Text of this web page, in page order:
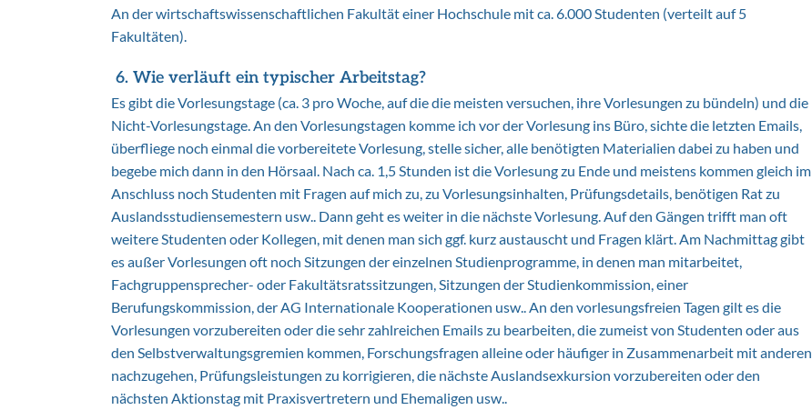
An der wirtschaftswissenschaftlichen Fakultät einer Hochschule mit ca. 6.000 Studenten (verteilt auf 5
Fakultäten).
6. Wie verläuft ein typischer Arbeitstag?
Es gibt die Vorlesungstage (ca. 3 pro Woche, auf die die meisten versuchen, ihre Vorlesungen zu bündeln) und die
Nicht-Vorlesungstage. An den Vorlesungstagen komme ich vor der Vorlesung ins Büro, sichte die letzten Emails,
überfliege noch einmal die vorbereitete Vorlesung, stelle sicher, alle benötigten Materialien dabei zu haben und
begebe mich dann in den Hörsaal. Nach ca. 1,5 Stunden ist die Vorlesung zu Ende und meistens kommen gleich im
Anschluss noch Studenten mit Fragen auf mich zu, zu Vorlesungsinhalten, Prüfungsdetails, benötigen Rat zu
Auslandsstudiensemestern usw.. Dann geht es weiter in die nächste Vorlesung. Auf den Gängen trifft man oft
weitere Studenten oder Kollegen, mit denen man sich ggf. kurz austauscht und Fragen klärt. Am Nachmittag gibt
es außer Vorlesungen oft noch Sitzungen der einzelnen Studienprogramme, in denen man mitarbeitet,
Fachgruppensprecher- oder Fakultätsratssitzungen, Sitzungen der Studienkommission, einer
Berufungskommission, der AG Internationale Kooperationen usw.. An den vorlesungsfreien Tagen gilt es die
Vorlesungen vorzubereiten oder die sehr zahlreichen Emails zu bearbeiten, die zumeist von Studenten oder aus
den Selbstverwaltungsgremien kommen, Forschungsfragen alleine oder häufiger in Zusammenarbeit mit anderen
nachzugehen, Prüfungsleistungen zu korrigieren, die nächste Auslandsexkursion vorzubereiten oder den
nächsten Aktionstag mit Praxisvertretern und Ehemaligen usw..